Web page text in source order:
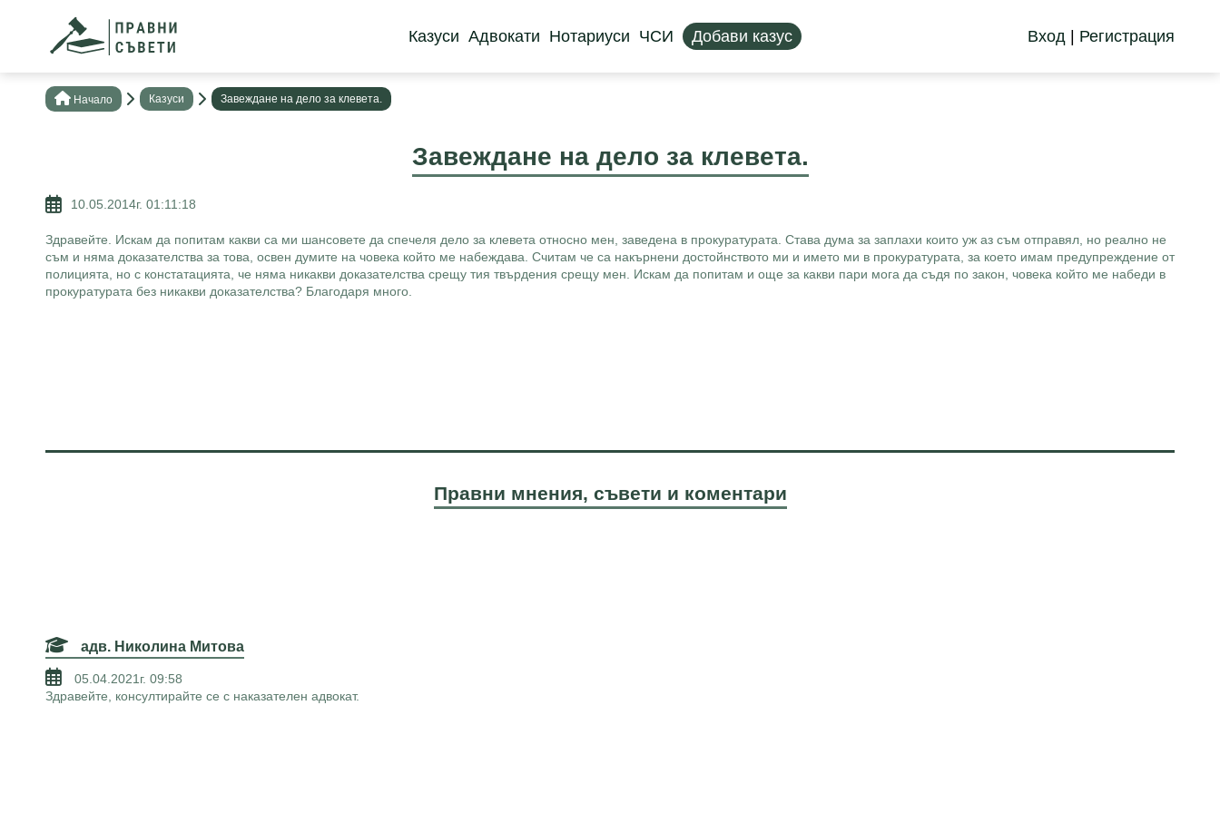
Казуси Адвокати Нотариуси ЧСИ Добави казус Вход | Регистрация
Нaчало Казуси Завеждане на дело за клевета.
Завеждане на дело за клевета.
10.05.2014г. 01:11:18
Здравейте. Искам да попитам какви са ми шансовете да спечеля дело за клевета относно мен, заведена в прокуратурата. Става дума за заплахи които уж аз съм отправял, но реално не
съм и няма доказателства за това, освен думите на човека който ме набеждава. Считам че са накърнени достойнството ми и името ми в прокуратурата, за което имам предупреждение от
полицията, но с констатацията, че няма никакви доказателства срещу тия твърдения срещу мен. Искам да попитам и още за какви пари мога да съдя по закон, човека който ме набеди в
прокуратурата без никакви доказателства? Благодаря много.
Правни мнения, съвети и коментари
адв. Николина Митова
05.04.2021г. 09:58
Здравейте, консултирайте се с наказателен адвокат.